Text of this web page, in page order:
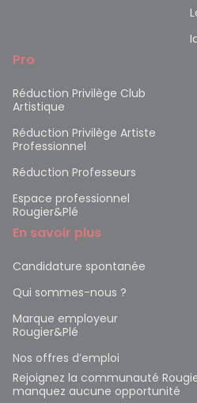
Pro
Réduction Privilège Club
Artistique
Réduction Privilège Artiste
Professionnel
Réduction Professeurs
Espace professionnel
Rougier&Plé
En savoir plus
Candidature spontanée
Qui sommes-nous ?
Marque employeur
Rougier&Plé
Nos offres d’emploi
Rejoignez la communauté
manquez aucune opportunité